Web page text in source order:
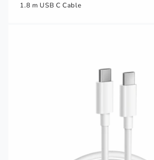
1.8 m USB C Cable